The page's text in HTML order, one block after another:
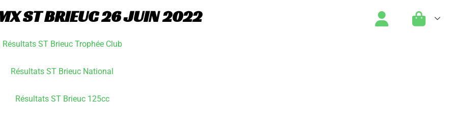
ST BRIEUC 26 JUIN 2022
Résultats ST Brieuc Trophée Club
Résultats ST Brieuc National
Résultats ST Brieuc 125cc